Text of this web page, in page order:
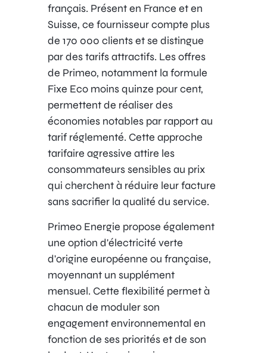
français. Présent en France et en
Suisse, ce fournisseur compte plus
de 170 000 clients et se distingue
par des tarifs attractifs. Les offres
de Primeo, notamment la formule
Fixe Eco moins quinze pour cent,
permettent de réaliser des
économies notables par rapport au
tarif réglementé. Cette approche
tarifaire agressive attire les
consommateurs sensibles au prix
qui cherchent à réduire leur facture
sans sacrifier la qualité du service.
Primeo Energie propose également
une option d'électricité verte
d'origine européenne ou française,
moyennant un supplément
mensuel. Cette flexibilité permet à
chacun de moduler son
engagement environnemental en
fonction de ses priorités et de son